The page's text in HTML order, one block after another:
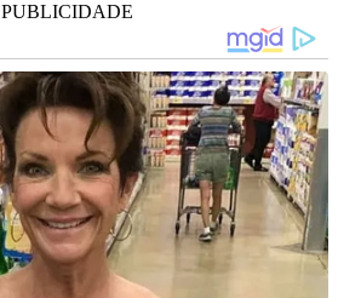
PUBLICIDADE